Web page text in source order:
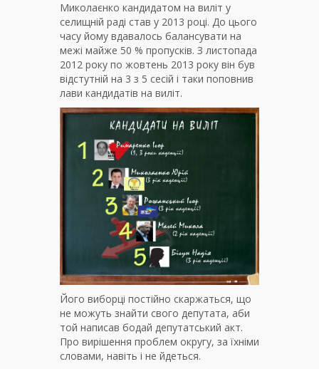
Миколаєнко кандидатом на виліт у
селищній раді став у 2013 році. До цього
часу йому вдавалось балансувати на
межі майже 50 % пропусків. З листопада
2012 року по жовтень 2013 року він був
відстутній на 3 з 5 сесій і таки поповнив
лави кандидатів на виліт.
Його виборці постійно скаржаться, що
не можуть знайти свого депутата, аби
той написав бодай депутатський акт.
Про вирішення проблем округу, за їхніми
словами, навіть і не йдеться.